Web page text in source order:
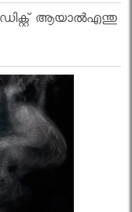
ആയാൽഎന്തു